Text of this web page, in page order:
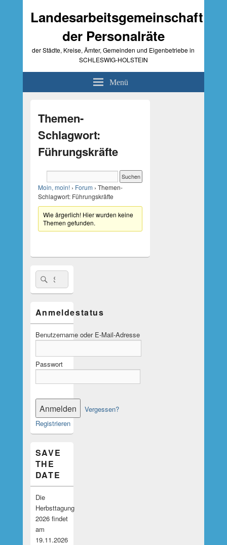
Landesarbeitsgemeinschaft
der Personalräte
der Städte, Kreise, Ämter, Gemeinden und Eigenbetriebe in
SCHLESWIG-HOLSTEIN
Menü
Themen-
Schlagwort:
Führungskräfte
Moin, moin! › Forum › Themen-
Schlagwort: Führungskräfte
Wie ärgerlich! Hier wurden keine
Themen gefunden.
Seitenleisten-
Widgetbereich
Suche
nach:
Suchen
Anmeldestatus
Benutzername oder E-Mail-Adresse
Passwort
Vergessen?
Registrieren
SAVE
THE
DATE
Die
Herbsttagung
2026 findet
am
19.11.2026